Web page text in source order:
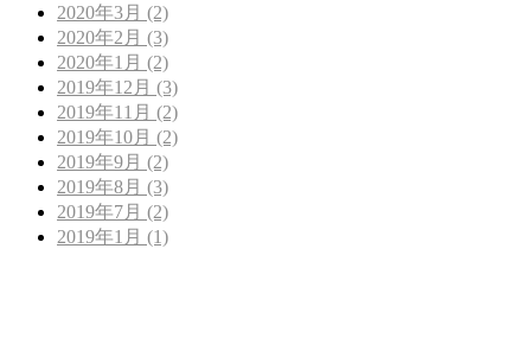
2020年3月 (2)
2020年2月 (3)
2020年1月 (2)
2019年12月 (3)
2019年11月 (2)
2019年10月 (2)
2019年9月 (2)
2019年8月 (3)
2019年7月 (2)
2019年1月 (1)